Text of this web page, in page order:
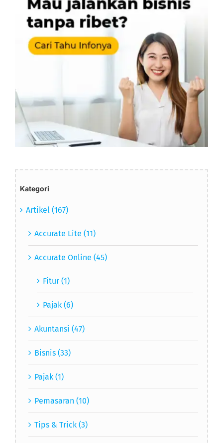
Kategori
Artikel (167)
Accurate Lite (11)
Accurate Online (45)
Fitur (1)
Pajak (6)
Akuntansi (47)
Bisnis (33)
Pajak (1)
Pemasaran (10)
Tips & Trick (3)